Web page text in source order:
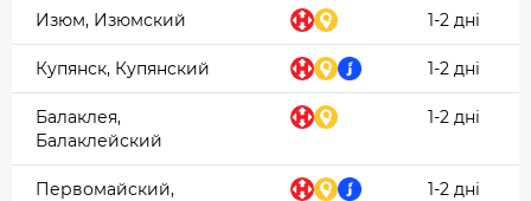
Изюм, Изюмский 1-2 дні
Купянск, Купянский 1-2 дні
Балаклея,
Балаклейский
1-2 дні
Первомайский,
1-2 дні